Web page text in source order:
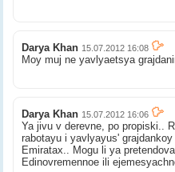
Darya Khan 15.07.2012 16:08
Moy muj ne yavlyaetsya
Darya Khan 15.07.2012 16:06
Ya jivu v derevne, po propiski..
rabotayu i yavlyayus'
Emiratax.. Mogu li ya
Edinovremennoe ili